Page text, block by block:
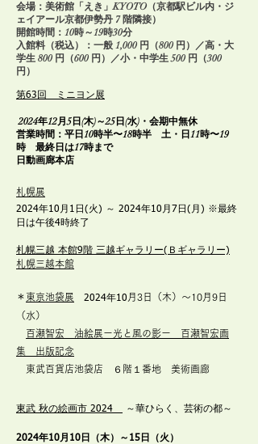
会場：美術館「えき」KYOTO（京都駅ビル内・ジ
ェイアール京都伊勢丹 7 階隣接）
開館時間：10時～19時30分​
入館料（税込）：一般 1,000 円（800 円）／高・大
学生 800 円（600 円）／小・中学生 500 円（300
円）
第63回 ミニヨン展
2024年12月5日(木)～25日(水)・会期中無休
営業時間：平日10時半〜18時半 土・日11時〜19
時 最終日は17時まで
日動画廊本店
札幌展
2024年10月1日(火) ～ 2024年10月7日(月) ※最終
日は午後4時終了
札幌三越 本館9階 三越ギャラリー(Ｂギャラリー)
札幌三越本館
＊ 東京池袋展 2024年10 月3日（木）〜10月9日
（水）
百瀬智宏 油絵展ー光と風の影ー 百瀬智宏画
集 出版記念
東武百貨店池袋店 ６階１番地 美術画廊
東武 秋の絵画市 2024 ～華ひらく、芸術の都～​
2024年10月10日（木）～15日（火）